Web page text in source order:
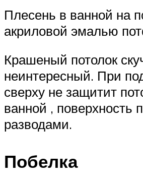
Плесень в ванной на
акриловой эмалью
Крашеный потолок
неинтересный. При
сверху не защитит
ванной , поверхность
разводами.
Побелка